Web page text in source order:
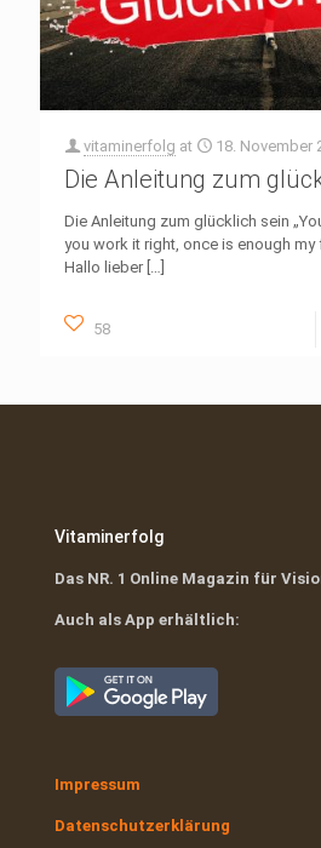
vitaminerfolg at 18. November
Die Anleitung zum
Die Anleitung zum glücklich sein
you work it right, once is enough my
Hallo lieber […]
58
Vitaminerfolg
Das NR. 1 Online Magazin für
Auch als App erhältlich:
Impressum
Datenschutzerklärung